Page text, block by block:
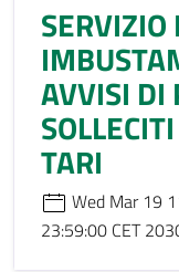
AVVISI DI
TARI
Wed Mar 19
23:59:00 CET